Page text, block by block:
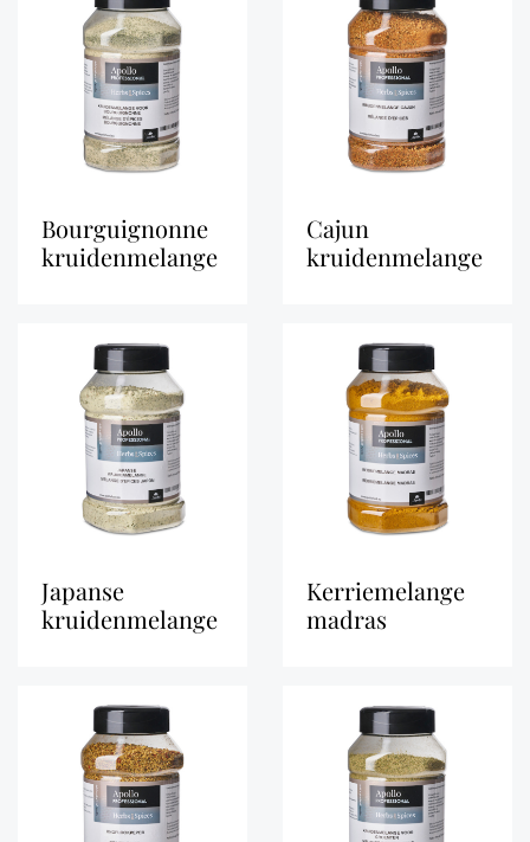
bourguignonne
kruidenmelange
cajun
kruidenmelange
japanse
kruidenmelange
kerriemelange
madras